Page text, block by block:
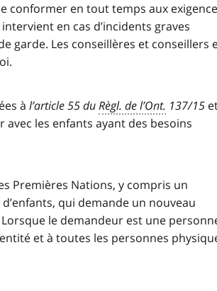
conformer en tout temps aux
en cas d’incidents graves
garde. Les conseillères et conseillers
à l’article 55 duRègl. de l’Ont. 137/15
les enfants ayant des besoins
Premières Nations, y compris un
qui demande un nouveau
le demandeur est une
et à toutes les personnes